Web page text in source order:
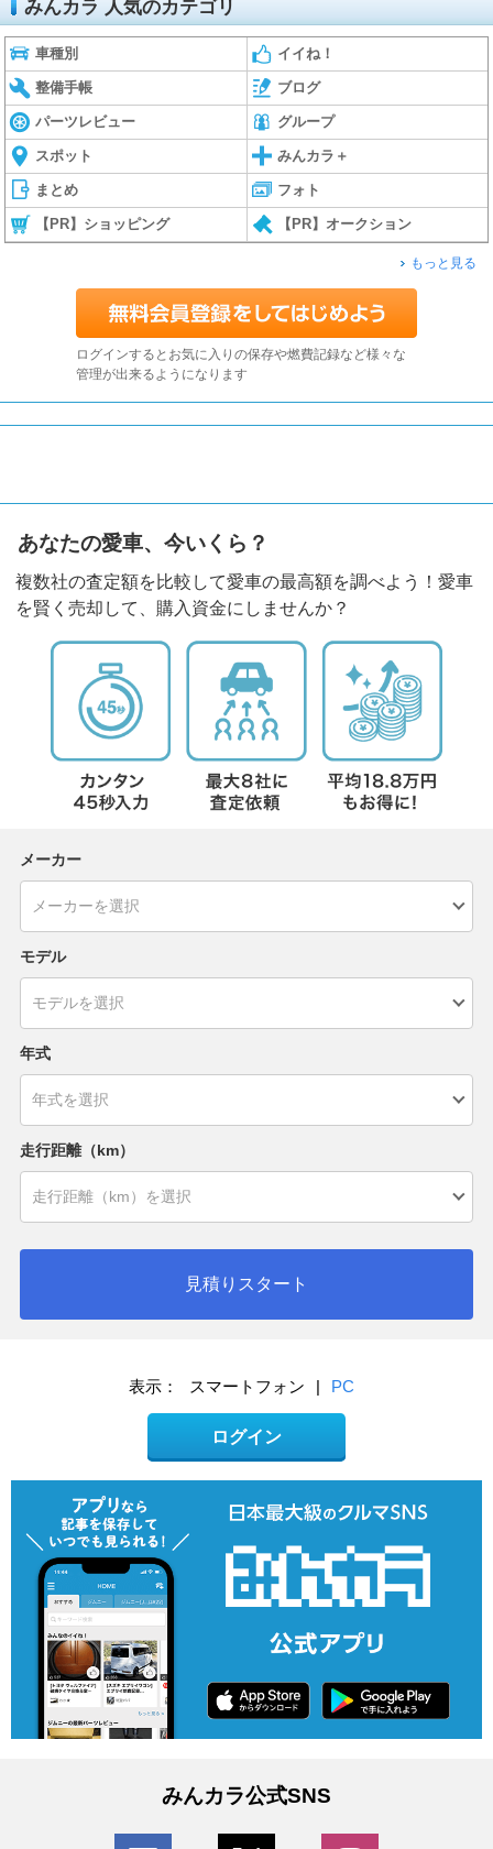
みんカラ 人気のカテゴリ
車種別 イイね！
整備手帳 ブログ
パーツレビュー グループ
スポット みんカラ＋
まとめ フォト
【PR】ショッピング 【PR】オークション
もっと見る
ログインするとお気に入りの保存や燃費記録など様々な
管理が出来るようになります
あなたの愛車、今いくら？
複数社の査定額を比較して愛車の最高額を調べよう！愛車
を賢く売却して、購入資金にしませんか？
メーカー
モデル
年式
走行距離（km）
見積りスタート
表示： スマートフォン | PC
ログイン
みんカラ公式SNS